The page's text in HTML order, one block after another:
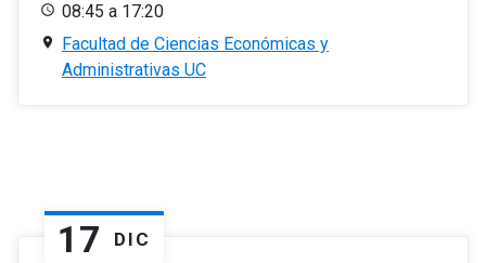
08:45 a 17:20
Facultad de Ciencias Económicas y
Administrativas UC
17 DIC